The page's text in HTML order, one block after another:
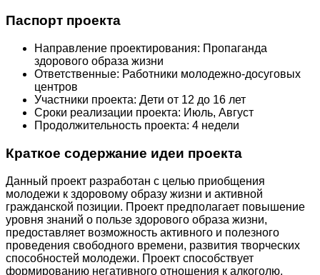
Паспорт проекта
Направление проектирования: Пропаганда
здорового образа жизни
Ответственные: Работники молодежно-досуговых
центров
Участники проекта: Дети от 12 до 16 лет
Сроки реализации проекта: Июль, Август
Продолжительность проекта: 4 недели
Краткое содержание идеи проекта
Данный проект разработан с целью приобщения
молодежи к здоровому образу жизни и активной
гражданской позиции. Проект предполагает повышение
уровня знаний о пользе здорового образа жизни,
предоставляет возможность активного и полезного
проведения свободного времени, развития творческих
способностей молодежи. Проект способствует
формированию негативного отношения к алкоголю,